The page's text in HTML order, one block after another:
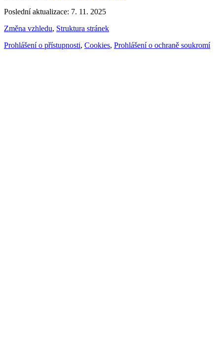
Poslední aktualizace: 7. 11. 2025
Změna vzhledu, Struktura stránek
Prohlášení o přístupnosti, Cookies, Prohlášení o ochraně soukromí